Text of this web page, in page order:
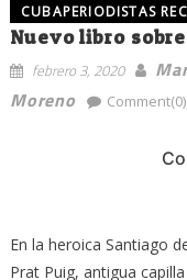
CUBAPERIODISTAS
Nuevo libro
febrero 3, 2020
Moreno
Comment(0)
En la heroica Santiago
Prat Puig, antigua